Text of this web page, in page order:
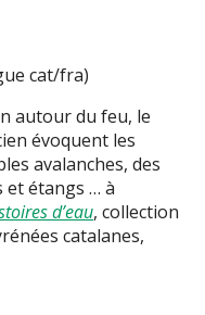
cat/fra)
autour du feu, le
évoquent les
avalanches, des
et étangs … à
d’eau, collection
catalanes,